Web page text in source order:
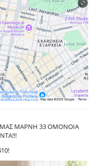
ΜΑΡΝΗ 33 ΟΜΟΝΟΙΑ